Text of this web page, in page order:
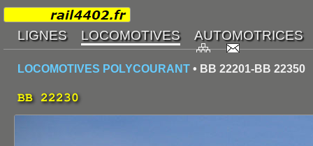
LOCOMOTIVES POLYCOURANT • BB 22201-BB 22350
BB 22230